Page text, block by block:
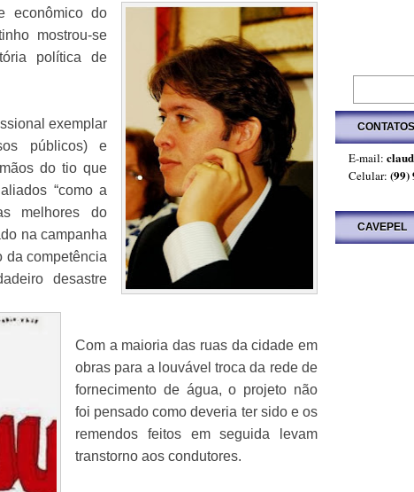
econômico do
mostrou-se
política de
exemplar
públicos) e
do tio que
“como a
melhores do
na campanha
da competência
desastre
Com a maioria das ruas da cidade em
obras para a louvável troca da rede de
fornecimento de água, o projeto não
foi pensado como deveria ter sido e os
remendos feitos em seguida levam
transtorno aos condutores.
E-mail:
Celular: (99)
CAVEPEL